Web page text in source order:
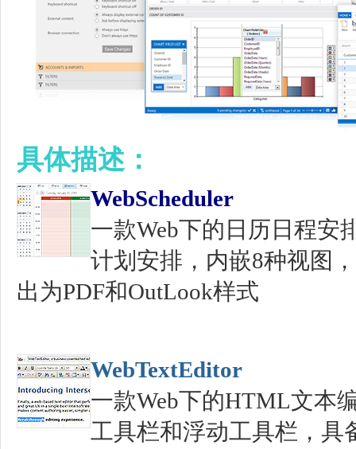
具体描述：
WebScheduler
一款Web下的日历日程安
计划安排，内嵌8种视图
出为PDF和OutLook样式
WebTextEditor
一款Web下的HTML文本
工具栏和浮动工具栏，具